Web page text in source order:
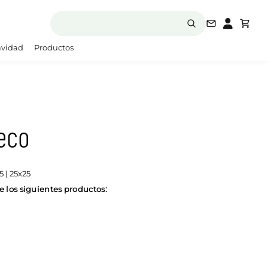
Productos
| 25x25
los siguientes productos: